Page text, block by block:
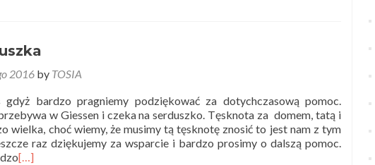
2016 by TOSIA
gdyż bardzo pragniemy podziękować za dotychczasową pomoc.
w Giessen i czeka na serduszko. Tęsknota za domem, tatą i
wielka, choć wiemy, że musimy tą tęsknotę znosić to jest nam z tym
raz dziękujemy za wsparcie i bardzo prosimy o dalszą pomoc.
[…]